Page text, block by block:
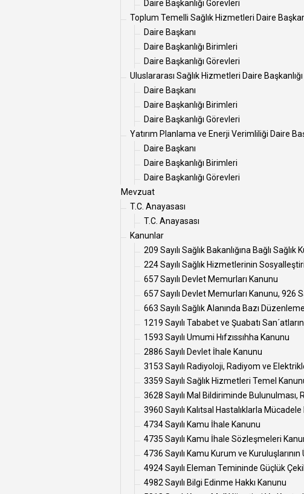
Daire Başkanlığı Görevleri
Toplum Temelli Sağlık Hizmetleri Daire
Daire Başkanı
Daire Başkanlığı Birimleri
Daire Başkanlığı Görevleri
Uluslararası Sağlık Hizmetleri Daire Başkanlığı
Daire Başkanı
Daire Başkanlığı Birimleri
Daire Başkanlığı Görevleri
Yatırım Planlama ve Enerji Verimliliği Daire
Daire Başkanı
Daire Başkanlığı Birimleri
Daire Başkanlığı Görevleri
Mevzuat
T.C. Anayasası
T.C. Anayasası
Kanunlar
209 Sayılı Sağlık Bakanlığına Bağlı
224 Sayılı Sağlık Hizmetlerinin
657 Sayılı Devlet Memurları Kanunu
657 Sayılı Devlet Memurları Kanunu, 926
663 Sayılı Sağlık Alanında Bazı
1219 Sayılı Tababet ve Şuabatı
1593 Sayılı Umumi Hıfzıssıhha Kanunu
2886 Sayılı Devlet İhale Kanunu
3153 Sayılı Radiyoloji, Radiyom ve
3359 Sayılı Sağlık Hizmetleri Temel
3628 Sayılı Mal Bildiriminde
3960 Sayılı Kalıtsal Hastalıklarla
4734 Sayılı Kamu İhale Kanunu
4735 Sayılı Kamu İhale Sözleşmeleri
4736 Sayılı Kamu Kurum ve
4924 Sayılı Eleman Temininde Güçlük
4982 Sayılı Bilgi Edinme Hakkı Kanunu